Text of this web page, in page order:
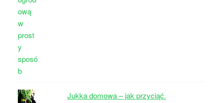
Jukka domowa – jak przyciąć.